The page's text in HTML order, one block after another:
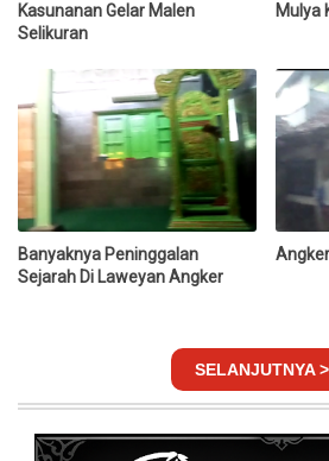
Kasunanan Gelar Malen
Selikuran
Mulya
Banyaknya Peninggalan
Sejarah Di Laweyan Angker
SELANJUTNYA